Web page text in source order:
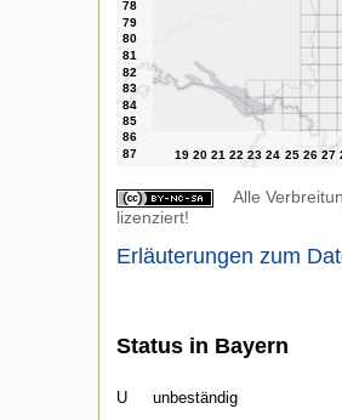
Alle
lizenziert!
Erläuterungen zum
Status in Bayern
U unbeständig